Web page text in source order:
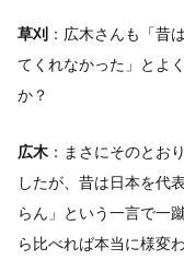
草刈 ：広木さんも「昔
てくれなかった」とよ
か？
広木 ：まさにそのとお
したが、昔は日本を代
らん」という一言で一
ら比べれば本当に様変